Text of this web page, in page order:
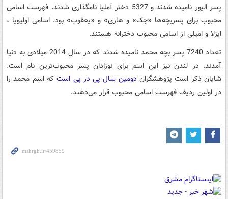
پسر الیور نامیده شدند و 5327 دختر آملیا نامگذاری شدند. فهرست اسامی
محبوب برای پسربچه‌ها «جک» و هاری» و «یعقوب» بود. اسامی اولیویا ،
ایزلا و امیلی از اسامی محبوب دخترانه هستند.
تعداد 7240 پسر بچه محمد نامیده شدند که در سال 2014 میلادی به دنیا
آمدند. در لندن نیز این اسم برای نوزادان پسر محبوب‌ترین نام است.
شایان ذکر است پژوهشگران دومین سال پی در پی استکه اسم محمد را
در اولین ردیف فهرست اسامی محبوب قرار می‌دهند.